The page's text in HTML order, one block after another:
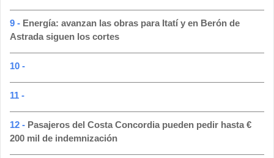
9 - Energía: avanzan las obras para Itatí y en Berón de
Astrada siguen los cortes
10 -
11 -
12 - Pasajeros del Costa Concordia pueden pedir hasta €
200 mil de indemnización